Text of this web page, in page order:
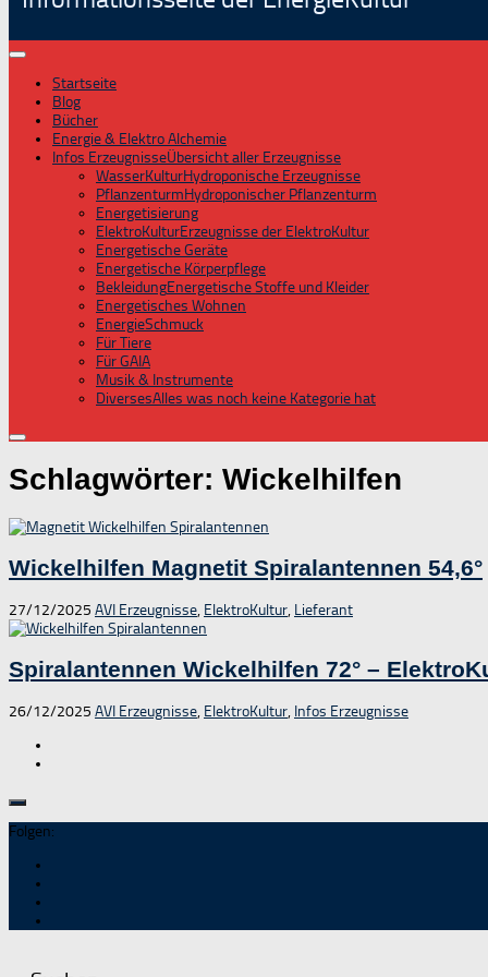
Startseite
Blog
Bücher
Energie & Elektro Alchemie
Infos ErzeugnisseÜbersicht aller Erzeugnisse
WasserKulturHydroponische Erzeugnisse
PflanzenturmHydroponischer Pflanzenturm
Energetisierung
ElektroKulturErzeugnisse der ElektroKultur
Energetische Geräte
Energetische Körperpflege
BekleidungEnergetische Stoffe und Kleider
Energetisches Wohnen
EnergieSchmuck
Für Tiere
Für GAIA
Musik & Instrumente
DiversesAlles was noch keine Kategorie hat
Schlagwörter: Wickelhilfen
Wickelhilfen Magnetit Spiralantennen 54,6°
27/12/2025 AVI Erzeugnisse, ElektroKultur, Lieferant
Spiralantennen Wickelhilfen 72° –
26/12/2025 AVI Erzeugnisse, ElektroKultur, Infos Erzeugnisse
Folgen: